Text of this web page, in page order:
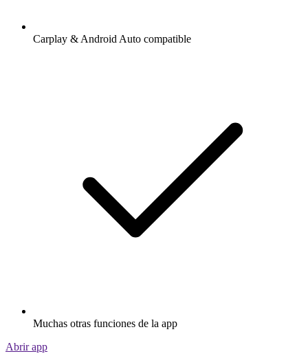
Carplay & Android Auto compatible
Muchas otras funciones de la app
Abrir app